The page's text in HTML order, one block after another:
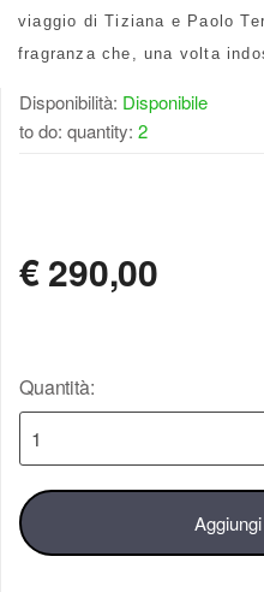
viaggio di Tiziana e Paolo
fragranza che, una volta
Disponibilità: Disponibile
to do: quantity: 2
€290,00
Quantità: